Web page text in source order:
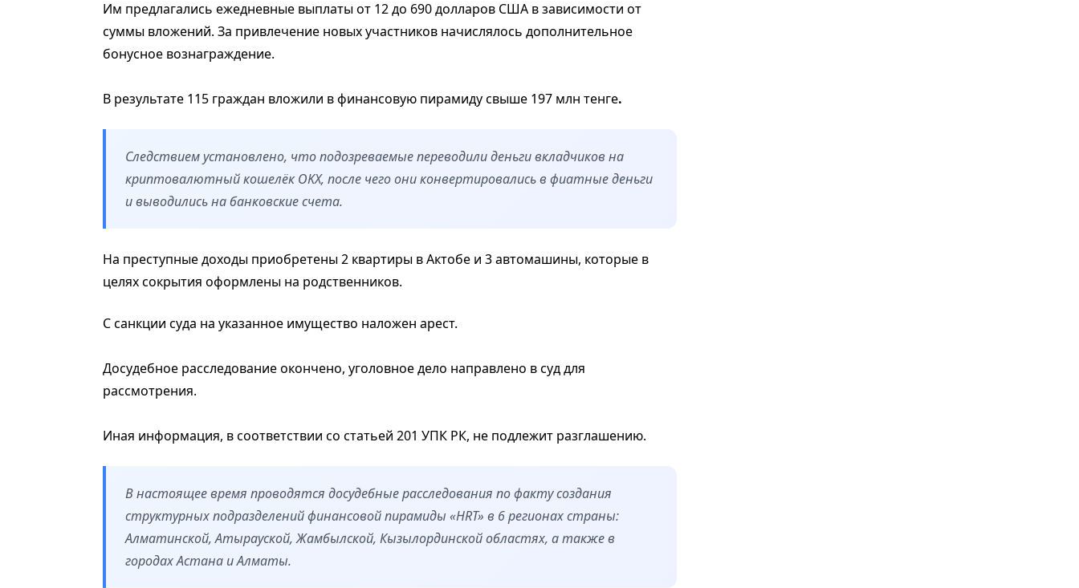
Им предлагались ежедневные выплаты от 12 до 690 долларов США в зависимости от
суммы вложений. За привлечение новых участников начислялось дополнительное
бонусное вознаграждение.
В результате 115 граждан вложили в финансовую пирамиду свыше 197 млн тенге.
Следствием установлено, что подозреваемые переводили деньги вкладчиков на
криптовалютный кошелёк OKX, после чего они конвертировались в фиатные деньги
и выводились на банковские счета.
На преступные доходы приобретены 2 квартиры в Актобе и 3 автомашины, которые в
целях сокрытия оформлены на родственников.
С санкции суда на указанное имущество наложен арест.
Досудебное расследование окончено, уголовное дело направлено в суд для
рассмотрения.
Иная информация, в соответствии со статьей 201 УПК РК, не подлежит разглашению.
В настоящее время проводятся досудебные расследования по факту создания
структурных подразделений финансовой пирамиды «HRT» в 6 регионах страны:
Алматинской, Атырауской, Жамбылской, Кызылординской областях, а также в
городах Астана и Алматы.